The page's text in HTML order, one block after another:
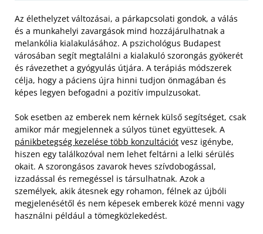
Az élethelyzet változásai, a párkapcsolati gondok, a válás
és a munkahelyi zavargások mind hozzájárulhatnak a
melankólia kialakulásához. A pszichológus Budapest
városában segít megtalálni a kialakuló szorongás gyökerét
és rávezethet a gyógyulás útjára. A terápiás módszerek
célja, hogy a páciens újra hinni tudjon önmagában és
képes legyen befogadni a pozitív impulzusokat.
Sok esetben az emberek nem kérnek külső segítséget, csak
amikor már megjelennek a súlyos tünet együttesek. A
pánikbetegség kezelése több konzultációt vesz igénybe,
hiszen egy találkozóval nem lehet feltárni a lelki sérülés
okait. A szorongásos zavarok heves szívdobogással,
izzadással és remegéssel is társulhatnak. Azok a
személyek, akik átesnek egy rohamon, félnek az újbóli
megjelenésétől és nem képesek emberek közé menni vagy
használni például a tömegközlekedést.